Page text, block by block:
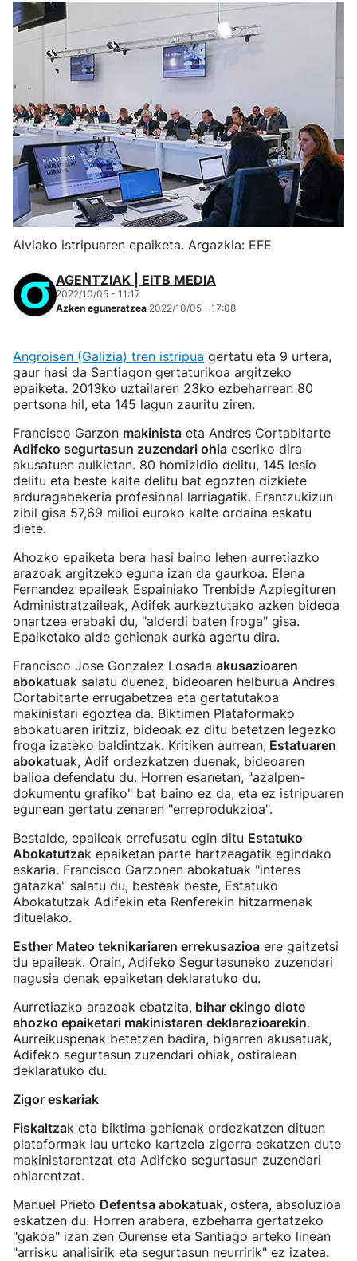
Alviako istripuaren epaiketa. Argazkia: EFE
AGENTZIAK | EITB MEDIA
2022/10/05 - 11:17
Azken eguneratzea 2022/10/05 - 17:08
Angroisen (Galizia) tren istripua gertatu eta 9 urtera,
gaur hasi da Santiagon gertaturikoa argitzeko
epaiketa. 2013ko uztailaren 23ko ezbeharrean 80
pertsona hil, eta 145 lagun zauritu ziren.
Francisco Garzon makinista eta Andres Cortabitarte
Adifeko segurtasun zuzendari ohia eseriko dira
akusatuen aulkietan. 80 homizidio delitu, 145 lesio
delitu eta beste kalte delitu bat egozten dizkiete
arduragabekeria profesional larriagatik. Erantzukizun
zibil gisa 57,69 milioi euroko kalte ordaina eskatu
diete.
Ahozko epaiketa bera hasi baino lehen aurretiazko
arazoak argitzeko eguna izan da gaurkoa. Elena
Fernandez epaileak Espainiako Trenbide Azpiegituren
Administratzaileak, Adifek aurkeztutako azken bideoa
onartzea erabaki du, "alderdi baten froga" gisa.
Epaiketako alde gehienak aurka agertu dira.
Francisco Jose Gonzalez Losada akusazioaren
abokatuak salatu duenez, bideoaren helburua Andres
Cortabitarte errugabetzea eta gertatutakoa
makinistari egoztea da. Biktimen Plataformako
abokatuaren iritziz, bideoak ez ditu betetzen legezko
froga izateko baldintzak. Kritiken aurrean, Estatuaren
abokatuak, Adif ordezkatzen duenak, bideoaren
balioa defendatu du. Horren esanetan, "azalpen-
dokumentu grafiko" bat baino ez da, eta ez istripuaren
egunean gertatu zenaren "erreprodukzioa".
Bestalde, epaileak errefusatu egin ditu Estatuko
Abokatutzak epaiketan parte hartzeagatik egindako
eskaria. Francisco Garzonen abokatuak "interes
gatazka" salatu du, besteak beste, Estatuko
Abokatutzak Adifekin eta Renferekin hitzarmenak
dituelako.
Esther Mateo teknikariaren errekusazioa ere gaitzetsi
du epaileak. Orain, Adifeko Segurtasuneko zuzendari
nagusia denak epaiketan deklaratuko du.
Aurretiazko arazoak ebatzita, bihar ekingo diote
ahozko epaiketari makinistaren deklarazioarekin.
Aurreikuspenak betetzen badira, bigarren akusatuak,
Adifeko segurtasun zuzendari ohiak, ostiralean
deklaratuko du.
Zigor eskariak
Fiskaltzak eta biktima gehienak ordezkatzen dituen
plataformak lau urteko kartzela zigorra eskatzen dute
makinistarentzat eta Adifeko segurtasun zuzendari
ohiarentzat.
Manuel Prieto Defentsa abokatuak, ostera, absoluzioa
eskatzen du. Horren arabera, ezbeharra gertatzeko
"gakoa" izan zen Ourense eta Santiago arteko linean
"arrisku analisirik eta segurtasun neurririk" ez izatea.